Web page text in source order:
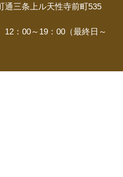
通三条上ル天性寺前町535
：00～19：00（最終日～